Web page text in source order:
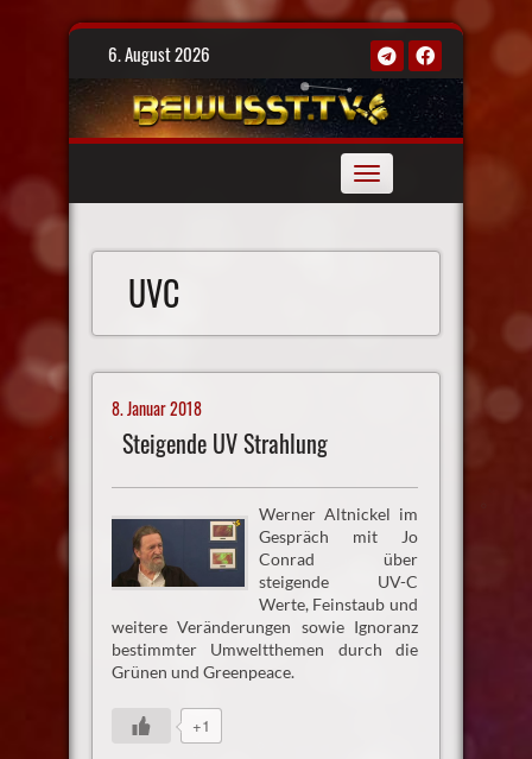
Skip
6. August 2026
Toggle
navigation
UVC
8. Januar 2018
Steigende UV Strahlung
Werner Altnickel im
Gespräch mit Jo
Conrad über
steigende UV-C
Werte, Feinstaub und
weitere Veränderungen sowie Ignoranz
bestimmter Umweltthemen durch die
Grünen und Greenpeace.
+1